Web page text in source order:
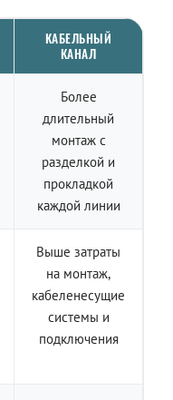
КАБЕЛЬНЫЙ
КАНАЛ
Более
длительный
монтаж с
разделкой и
прокладкой
каждой линии
Выше затраты
на монтаж,
кабеленесущие
системы и
подключения